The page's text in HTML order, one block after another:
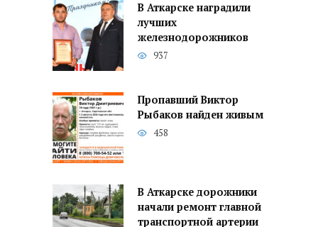
В Аткарске наградили
лучших
железнодорожников
937
Пропавший Виктор
Рыбаков найден живым
458
В Аткарске дорожники
начали ремонт главной
транспортной артерии